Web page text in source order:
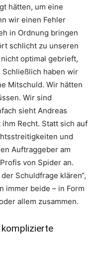
hätten, um eine
wir einen Fehler
in Ordnung bringen
schlicht zu unseren
optimal gebrieft,
haben wir
Mitschuld. Wir hätten
Wir sind
sieht Andreas
Recht. Statt sich auf
und
Auftraggeber am
von Spider an.
Schuldfrage klären“,
immer beide – in Form
allem zusammen.
komplizierte